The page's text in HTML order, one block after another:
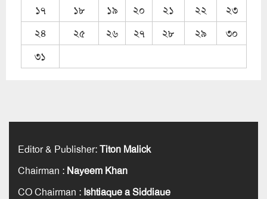
১৭
১৮ ১৯ ২০ ২১ ২২
২৩
২৪
২৫ ২৬ ২৭ ২৮ ২৯
৩০
৩১
Editor & Publisher:Titon Malick
Chairman : Nayeem Khan
CO Chairman : Ishtiaque a Siddiaue